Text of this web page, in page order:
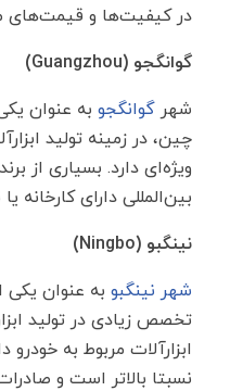
در کیفیت‌ها و قیمت‌های
گوانگجو (Guangzhou
)
شهر گوانگجو به عنوان
چین، در زمینه تولید
ویژه‌ای دارد. بسیاری از
بین‌المللی دارای
نینگبو (Ningbo
)
شهر نینگبو به عنوان
تخصص زیادی در تولید
ابزارآلات مربوط به
نسبتا بالاتر است و